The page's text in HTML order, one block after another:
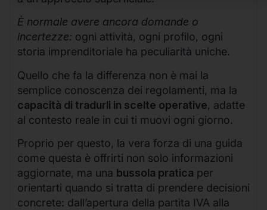
È normale avere ancora domande o
incertezze: ogni attività, ogni profilo, ogni
storia imprenditoriale ha peculiarità uniche.
Quello che fa la differenza non è mai la
semplice conoscenza dei regolamenti, ma la
capacità di tradurli in scelte operative, adatte
al contesto reale in cui ti muovi ogni giorno.
Proprio per questo, la vera forza di una guida
come questa è offrirti non solo informazioni
aggiornate, ma una bussola pratica per
orientarti quando si tratta di prendere decisioni
concrete: dall’apertura della partita IVA alla